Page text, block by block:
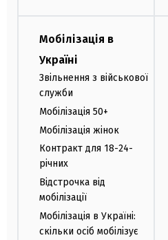
Мобілізація в
Україні
Звільнення з військової
служби
Мобілізація 50+
Мобілізація жінок
Контракт для 18-24-
річних
Відстрочка від
мобілізації
Мобілізація в Україні:
скільки осіб мобілізує